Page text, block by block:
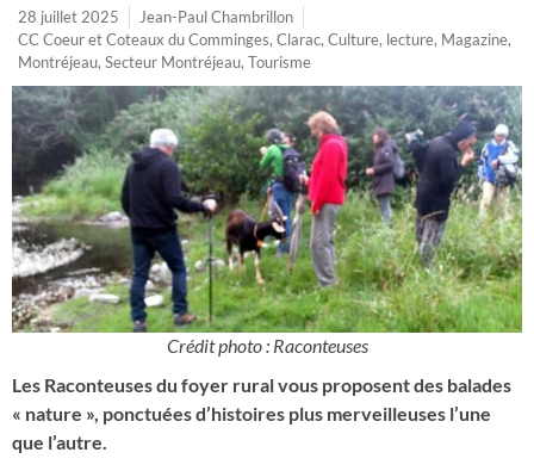
28 juillet 2025
Jean-Paul Chambrillon
CC Coeur et Coteaux du Comminges, Clarac, Culture, lecture, Magazine,
Montréjeau, Secteur Montréjeau, Tourisme
Crédit photo : Raconteuses
Les Raconteuses du foyer rural vous proposent des balades
« nature », ponctuées d’histoires plus merveilleuses l’une
que l’autre.